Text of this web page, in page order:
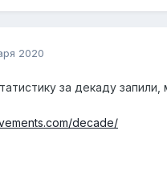
2020
за декаду запили,
decade/